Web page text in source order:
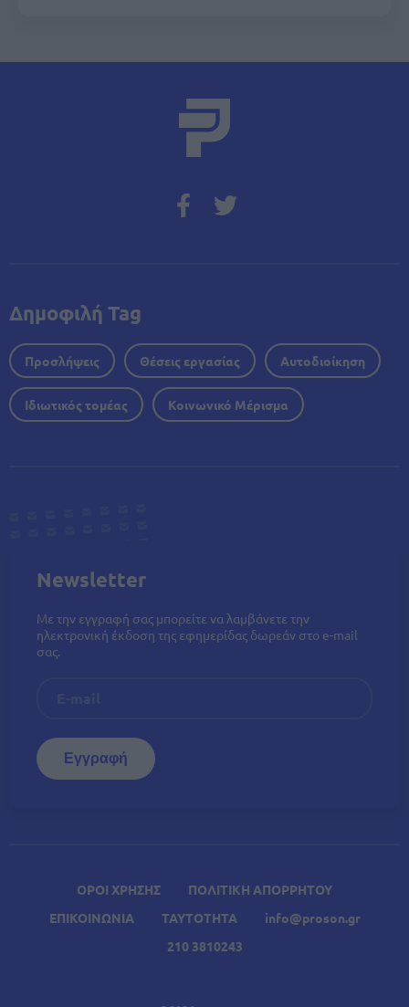
ΟΡΟΙ ΧΡΗΣΗΣ
ΠΟΛΙΤΙΚΗ ΑΠΟΡΡΗΤΟΥ
ΕΠΙΚΟΙΝΩΝΙΑ
ΤΑΥΤΟΤΗΤΑ
info@proson.gr
210 3810243
Δημοφιλή Tag
Προσλήψεις Θέσεις εργασίας Αυτοδιοίκηση
Ιδιωτικός τομέας Κοινωνικό Μέρισμα
Newsletter
Με την εγγραφή σας μπορείτε να λαμβάνετε την
ηλεκτρονική έκδοση της εφημερίδας δωρεάν στο e-mail
σας.